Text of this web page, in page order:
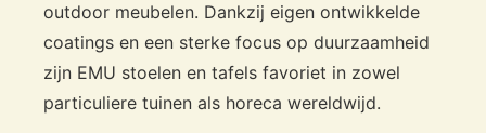
outdoor meubelen. Dankzij eigen ontwikkelde
coatings en een sterke focus op duurzaamheid
zijn EMU stoelen en tafels favoriet in zowel
particuliere tuinen als horeca wereldwijd.